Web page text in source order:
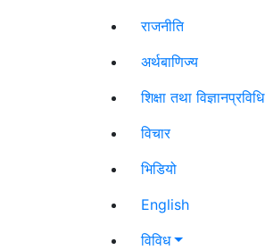
राजनीति
अर्थबाणिज्य
शिक्षा तथा विज्ञानप्रविधि
विचार
भिडियो
English
विविध